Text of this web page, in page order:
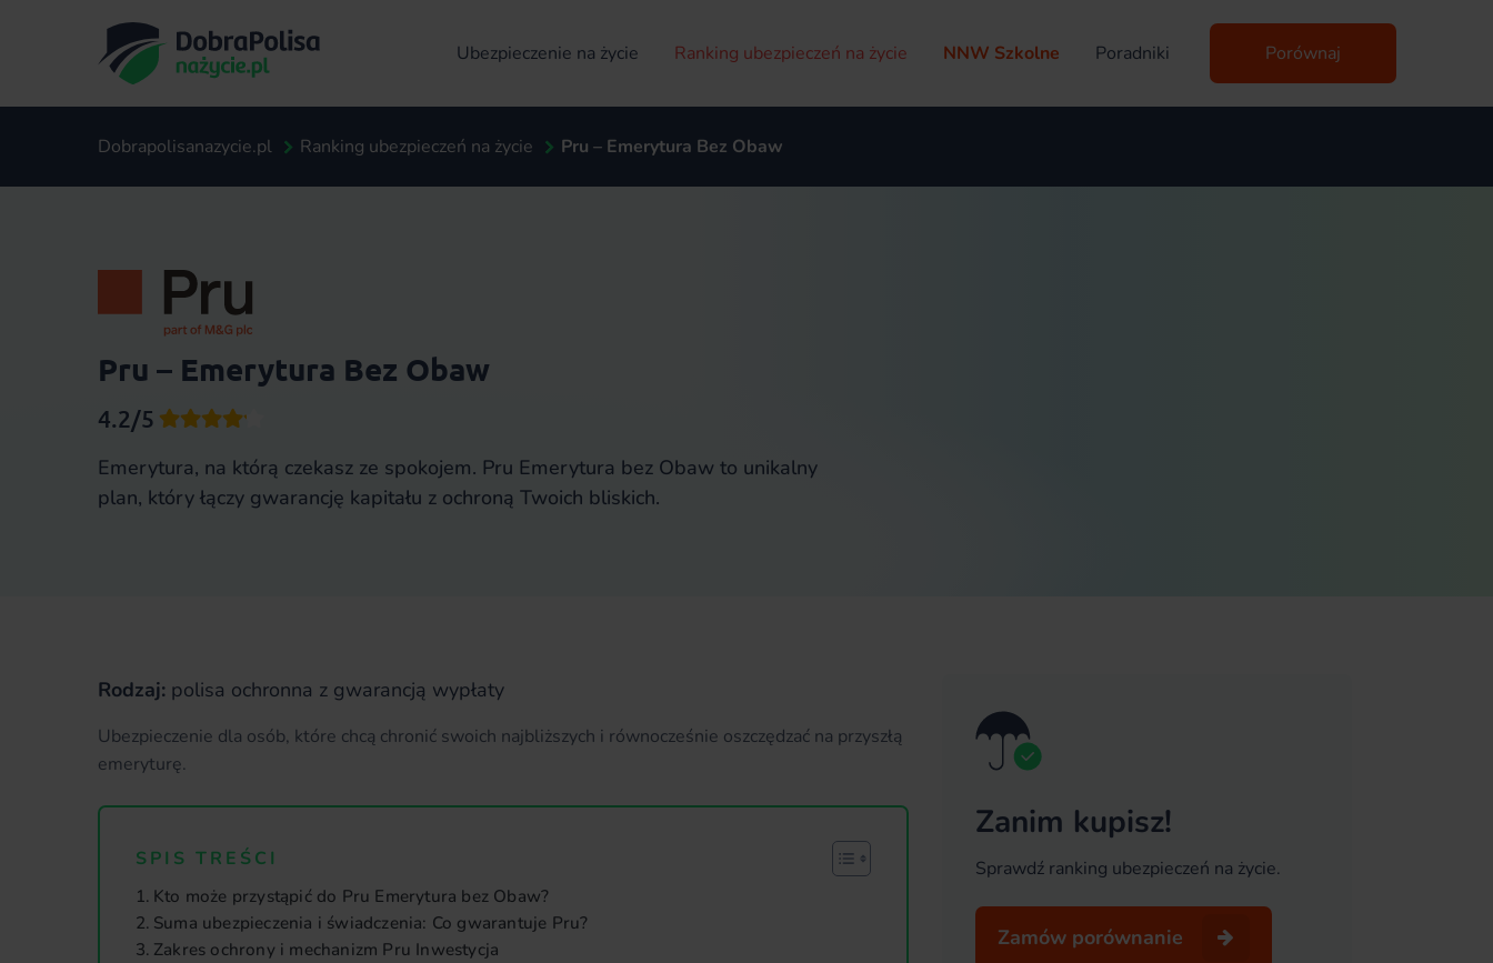
Ubezpieczenie na życie Ranking ubezpieczeń na życie NNW Szkolne Poradniki Porównaj
Dobrapolisanazycie.pl Ranking ubezpieczeń na życie Pru – Emerytura Bez Obaw
Pru – Emerytura Bez Obaw
4.2/5
Emerytura, na którą czekasz ze spokojem. Pru Emerytura bez Obaw to unikalny
plan, który łączy gwarancję kapitału z ochroną Twoich bliskich.
Rodzaj: polisa ochronna z gwarancją wypłaty
Ubezpieczenie dla osób, które chcą chronić swoich najbliższych i równocześnie oszczędzać na przyszłą
emeryturę.
SPIS TREŚCI
Kto może przystąpić do Pru Emerytura bez Obaw?
Suma ubezpieczenia i świadczenia: Co gwarantuje Pru?
Zakres ochrony i mechanizm Pru Inwestycja
Zanim kupisz!
Sprawdź ranking ubezpieczeń na życie.
Zamów porównanie